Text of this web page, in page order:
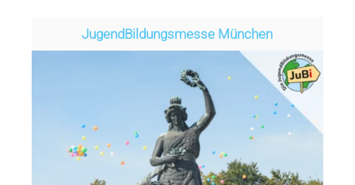
Jugend­­­­­Bildungsmess­e München